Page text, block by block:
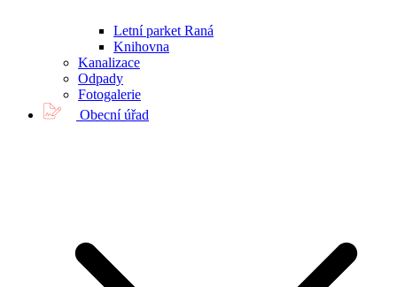
Letní parket Raná
Knihovna
Kanalizace
Odpady
Fotogalerie
Obecní úřad